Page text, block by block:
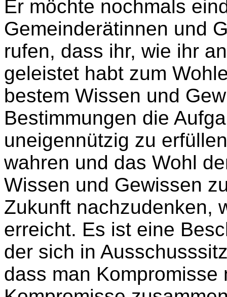
Er möchte nochmals
Gemeinderätinnen und
rufen, dass ihr, wie ihr
geleistet habt zum
bestem Wissen und
Bestimmungen die
uneigennützig zu
wahren und das Wohl
Wissen und Gewissen
Zukunft nachzudenken,
erreicht. Es ist eine
der sich in
dass man Kompromisse